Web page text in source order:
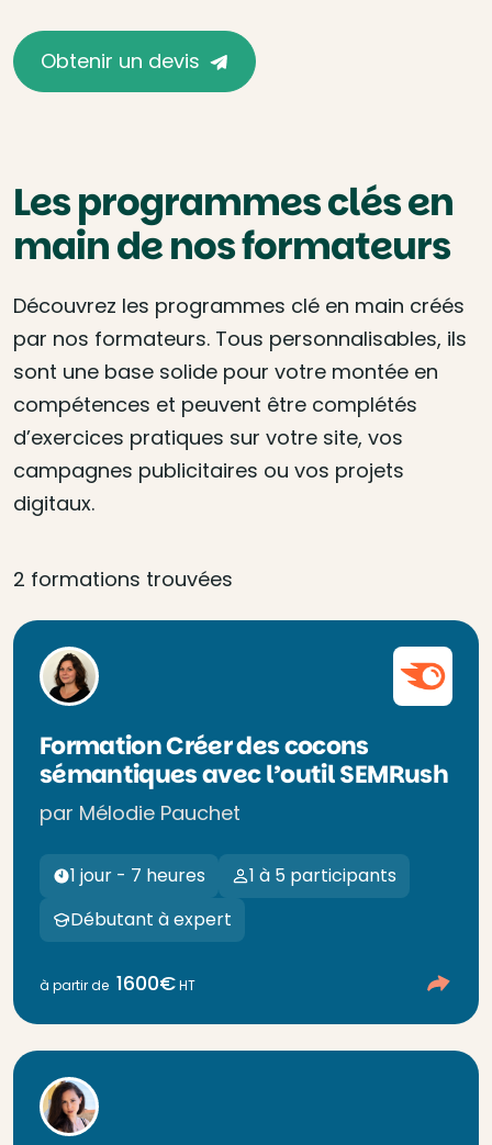
Obtenir un devis
Les programmes clés en
main de nos formateurs
Découvrez les programmes clé en main créés
par nos formateurs. Tous personnalisables, ils
sont une base solide pour votre montée en
compétences et peuvent être complétés
d’exercices pratiques sur votre site, vos
campagnes publicitaires ou vos projets
digitaux.
2 formations trouvées
Formation Créer des cocons
sémantiques avec l’outil SEMRush
par Mélodie Pauchet
1 jour - 7 heures
1 à 5 participants
Débutant à expert
à partir de 1600€HT